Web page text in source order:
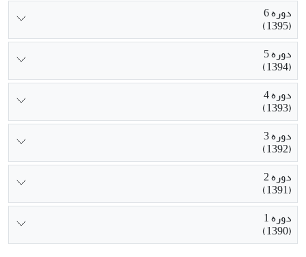
دوره 6
(1395)
دوره 5
(1394)
دوره 4
(1393)
دوره 3
(1392)
دوره 2
(1391)
دوره 1
(1390)